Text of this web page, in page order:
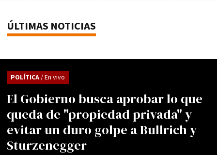
ÚLTIMAS NOTICIAS
El Gobierno busca aprobar lo que
queda de "propiedad privada" y
evitar un duro golpe a Bullrich y
Sturzenegger
POLÍTICA/ En vivo